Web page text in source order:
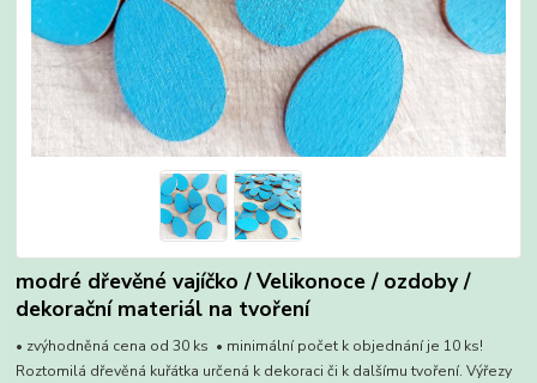
modré dřevěné vajíčko / Velikonoce / ozdoby /
dekorační materiál na tvoření
• zvýhodněná cena od 30 ks • minimální počet k objednání je 10 ks!
Roztomilá dřevěná kuřátka určená k dekoraci či k dalšímu tvoření. Výřezy